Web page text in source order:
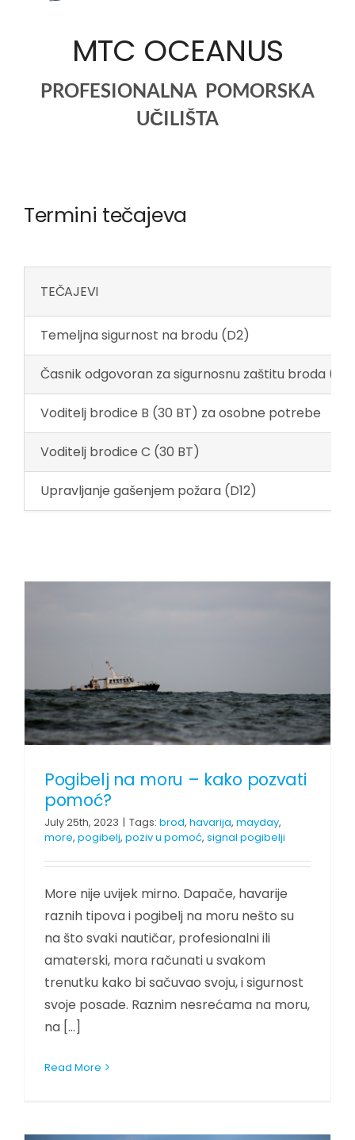
MTC OCEANUS
PROFESIONALNA POMORSKA
UČILIŠTA
Termini tečajeva
TEČAJEVI
Temeljna sigurnost na brodu (D2)
Časnik odgovoran za sigurnosnu zaštitu broda
Voditelj brodice B (30 BT) za osobne potrebe
Voditelj brodice C (30 BT)
Upravljanje gašenjem požara (D12)
Pogibelj na moru – kako pozvati
pomoć?
July 25th, 2023 | Tags: brod, havarija, mayday,
more, pogibelj, poziv u pomoć, signal pogibelji
More nije uvijek mirno. Dapače, havarije
raznih tipova i pogibelj na moru nešto su
na što svaki nautičar, profesionalni ili
amaterski, mora računati u svakom
trenutku kako bi sačuvao svoju, i sigurnost
svoje posade. Raznim nesrećama na moru,
na [...]
Read More